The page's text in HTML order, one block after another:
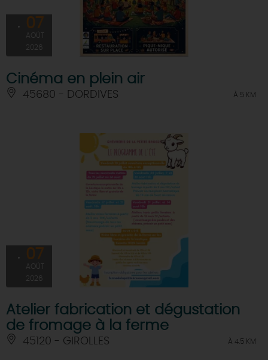
07
AOÛT
2026
Cinéma en plein air
45680 - DORDIVES À 5 KM
07
AOÛT
2026
Atelier fabrication et dégustation
de fromage à la ferme
45120 - GIROLLES À 4.5 KM